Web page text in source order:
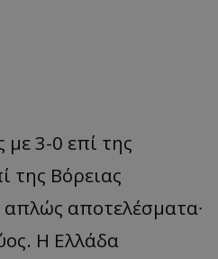
με 3-0 επί της
της Βόρειας
απλώς αποτελέσματα∙
Η Ελλάδα